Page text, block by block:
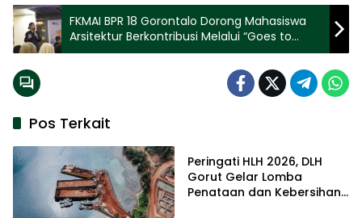
FKMAI BPR 18 Gorontalo Dorong Mahasiswa
Arsitektur Berkontribusi Melalui “Goes to
Campus”
Pos Terkait
Peringati HLH 2026, DLH
Gorut Gelar Lomba
Penataan dan Kebersihan